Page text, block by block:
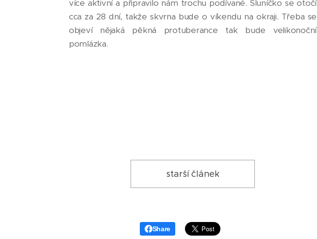
více aktivní a připravilo nám trochu podívané. Sluníčko se otočí
cca za 28 dní, takže skvrna bude o víkendu na okraji. Třeba se
objeví nějaká pěkná protuberance tak bude velikonoční
pomlázka.
starší článek
Share